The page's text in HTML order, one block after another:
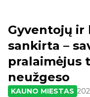
Gyventojų ir
sankirta –
pralaimėjus
neužgeso
KAUNO MIESTAS